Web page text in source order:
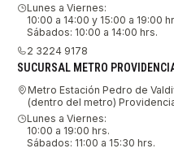
Lunes a Viernes:
10:00 a 14:00 y 15:00 a 19:00
Sábados: 10:00 a 14:00 hrs.
2 3224 9178
SUCURSAL METRO
Metro Estación Pedro de
(dentro del metro)
Lunes a Viernes:
10:00 a 19:00 hrs.
Sábados: 11:00 a 15:30 hrs.